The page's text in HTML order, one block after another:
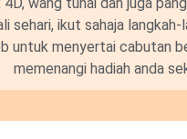
sehari, ikut sahaja langkah-
untuk menyertai cabutan
memenangi hadiah anda